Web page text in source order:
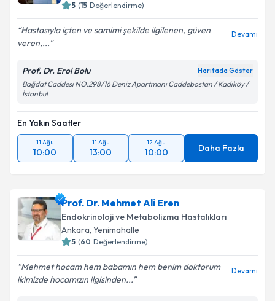
5 (15 Değerlendirme)
Hastasıyla içten ve samimi şekilde ilgilenen, güven
veren,...
Devamı
Prof. Dr. Erol Bolu Haritada Göster
Bağdat Caddesi NO:298/16 Deniz Apartmanı Caddebostan / Kadıköy /
İstanbul
En Yakın Saatler
11 Ağu
10:00
11 Ağu
13:00
12 Ağu
10:00 Daha Fazla
Prof. Dr. Mehmet Ali Eren
Endokrinoloji ve Metabolizma Hastalıkları
Ankara, Yenimahalle
5 (60 Değerlendirme)
Mehmet hocam hem babamın hem benim doktorum
ikimizde hocamızın ilgisinden...
Devamı